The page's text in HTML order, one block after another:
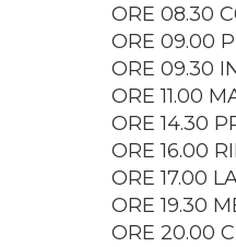
ORE 08.30
ORE 09.00
ORE 09.30
ORE 11.00
ORE 14.30
ORE 16.00
ORE 17.00
ORE 19.30
ORE 20.00